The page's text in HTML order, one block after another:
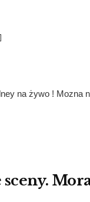
na żywo ! Mozna
sceny.